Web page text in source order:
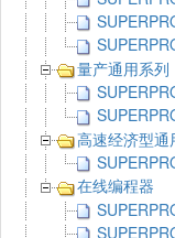
量产通用系列
高速经济型通
在线编程器